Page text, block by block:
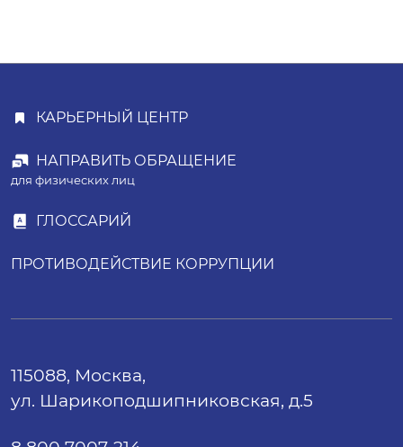
КАРЬЕРНЫЙ ЦЕНТР
НАПРАВИТЬ ОБРАЩЕНИЕ
для физических лиц
ГЛОССАРИЙ
ПРОТИВОДЕЙСТВИЕ КОРРУПЦИИ
115088, Москва,
ул. Шарикоподшипниковская, д.5